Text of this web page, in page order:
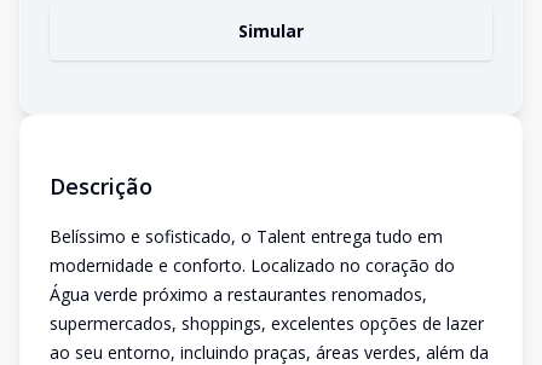
Simular
Descrição
Belíssimo e sofisticado, o Talent entrega tudo em
modernidade e conforto. Localizado no coração do
Água verde próximo a restaurantes renomados,
supermercados, shoppings, excelentes opções de lazer
ao seu entorno, incluindo praças, áreas verdes, além da